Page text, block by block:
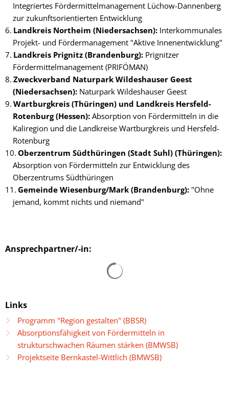
Integriertes Fördermittelmanagement Lüchow-Dannenberg
zur zukunftsorientierten Entwicklung
Landkreis Northeim (Niedersachsen): Interkommunales
Projekt- und Fördermanagement "Aktive Innenentwicklung"
Landkreis Prignitz (Brandenburg): Prignitzer
Fördermittelmanagement (PRIFÖMAN)
Zweckverband Naturpark Wildeshauser Geest
(Niedersachsen): Naturpark Wildeshauser Geest
Wartburgkreis (Thüringen) und Landkreis Hersfeld-
Rotenburg (Hessen): Absorption von Fördermitteln in die
Kaliregion und die Landkreise Wartburgkreis und Hersfeld-
Rotenburg
Oberzentrum Südthüringen (Stadt Suhl) (Thüringen):
Absorption von Fördermitteln zur Entwicklung des
Oberzentrums Südthüringen
Gemeinde Wiesenburg/Mark (Brandenburg): "Ohne
jemand, kommt nichts und niemand"
Ansprechpartner/-in:
Links
Programm "Region gestalten" (BBSR)
Absorptionsfähigkeit von Fördermitteln in
strukturschwachen Räumen stärken (BMWSB)
Projektseite Bernkastel-Wittlich (BMWSB)